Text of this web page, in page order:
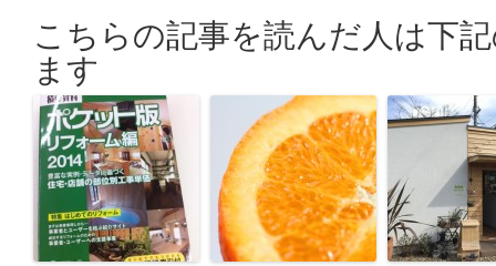
こちらの記事を読んだ人は下
ます